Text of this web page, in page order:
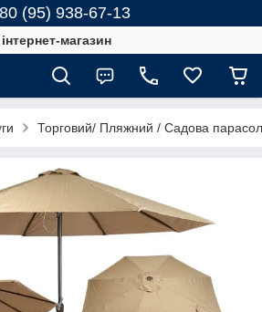
(95) 938-67-13
магазин
Торговий/ Пляжний / Садова